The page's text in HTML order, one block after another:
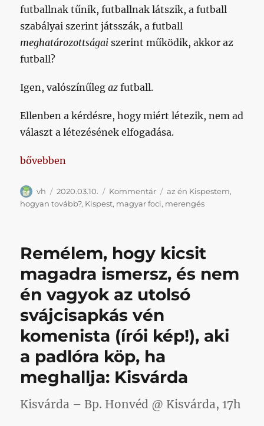
futballnak tűnik, futballnak látszik, a futball
szabályai szerint játsszák, a futball
meghatározottságai szerint működik, akkor az
futball?
Igen, valószínűlegaz futball.
Ellenben a kérdésre, hogy miért létezik, nem ad
választ a létezésének elfogadása.
„Ha nem megy sok pénzből, akkor oldjuk meg
bővebben
Szerző
vh Közzétéve
2020.03.10. Kategória
Kommentár Címke
az én Kispestem,
hogyan tovább?, Kispest, magyar foci, merengés
Remélem, hogy kicsit
magadra ismersz, és nem
én vagyok az utolsó
svájcisapkás vén
komenista (írói kép!), aki
a padlóra köp, ha
meghallja: Kisvárda
Kisvárda – Bp. Honvéd @ Kisvárda, 17h